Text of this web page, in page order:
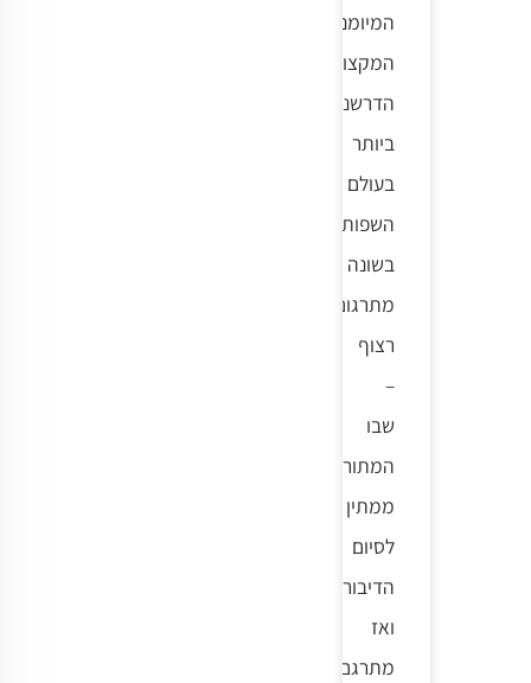
המיומנויות
המקצועיות
הדרשניות
ביותר
בעולם
השפות.
בשונה
מתרגום
רצוף
–
שבו
המתורגמן
ממתין
לסיום
הדיבור
ואז
מתרגם